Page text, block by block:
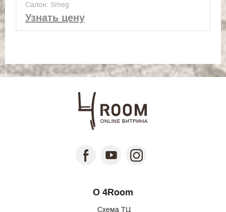
Салон: Smeg
Узнать цену
О 4Room
Схема ТЦ